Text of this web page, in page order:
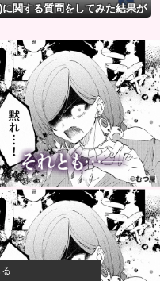
に関する質問をしてみた結果が